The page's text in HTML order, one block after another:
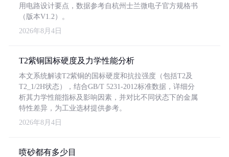
用电路设计要点，数据参考自杭州士兰微电子官方规格书
（版本V1.2）。
2026年8月4日
T2紫铜国标硬度及力学性能分析
本文系统解读T2紫铜的国标硬度和抗拉强度（包括T2及
T2_1/2H状态），结合GB/T 5231-2012标准数据，详细分
析其力学性能指标及影响因素，并对比不同状态下的金属
特性差异，为工业选材提供参考。
2026年8月4日
喷砂都有多少目